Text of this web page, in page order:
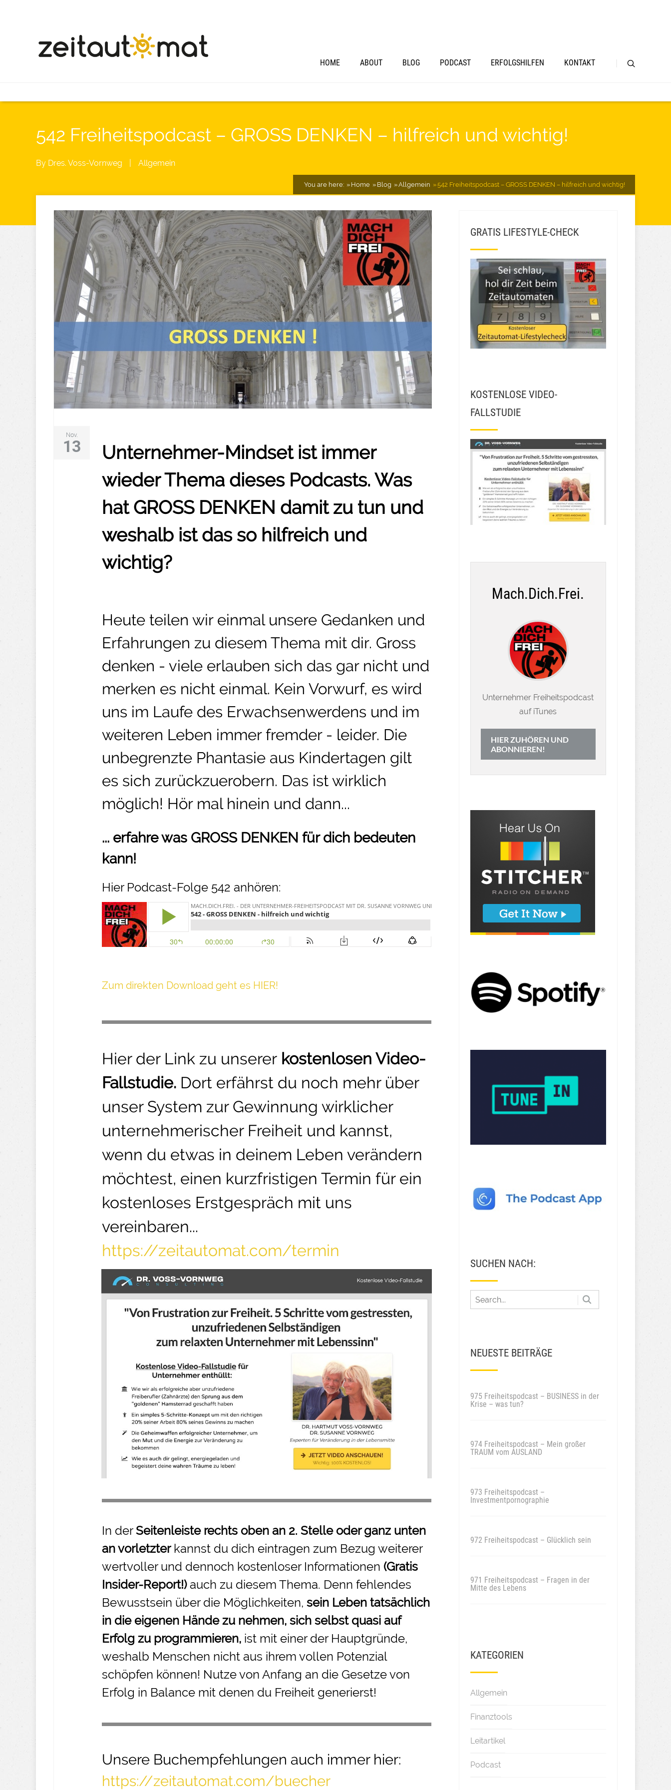
HOME ABOUT BLOG PODCAST ERFOLGSHILFEN KONTAKT
542 Freiheitspodcast – GROSS DENKEN – hilfreich und wichtig!
By Dres. Voss-Vornweg Allgemein
You are here: Home Blog Allgemein 542 Freiheitspodcast – GROSS DENKEN – hilfreich und wichtig!
Nov.
13
Unternehmer-Mindset ist immer
wieder Thema dieses Podcasts. Was
hat GROSS DENKEN damit zu tun und
weshalb ist das so hilfreich und
wichtig?
Heute teilen wir einmal unsere Gedanken und
Erfahrungen zu diesem Thema mit dir. Gross
denken - viele erlauben sich das gar nicht und
merken es nicht einmal. Kein Vorwurf, es wird
uns im Laufe des Erwachsenwerdens und im
weiteren Leben immer fremder - leider. Die
unbegrenzte Phantasie aus Kindertagen gilt
es sich zurückzuerobern. Das ist wirklich
möglich! Hör mal hinein und dann...
... erfahre was GROSS DENKEN für dich bedeuten
kann!
Hier Podcast-Folge 542 anhören:
Z um direkte n Download geh t es HIER!
Hier der Link zu unserer kostenlosen Video-
Fallstudie. Dort erfährst du noch mehr über
unser System zur Gewinnung wirklicher
unternehmerischer Freiheit und kannst,
wenn du etwas in deinem Leben verändern
möchtest, einen kurzfristigen Termin für ein
kostenloses Erstgespräch mit uns
vereinbaren...
https://zeitautomat.com/termin
In derSeitenleiste rechts oben an 2. Stelle oder ganz unten
an vorletzter kannst du dich eintragen zum Bezug weiterer
wertvoller und dennoch kostenloser Informationen (Gratis
Insider-Report!)auch zu diesem Thema. Denn fehlendes
Bewusstsein über die Möglichkeiten, sein Leben tatsächlich
in die eigenen Hände zu nehmen, sich selbst quasi auf
Erfolg zu programmieren, ist mit einer der Hauptgründe,
weshalb Menschen nicht aus ihrem vollen Potenzial
schöpfen können! Nutze von Anfang an die Gesetze von
Erfolg in Balance mit denen du Freiheit generierst!
Unsere Buchempfehlungen auch immer hier:
https://zeitautomat.com/buecher
GRATIS LIFESTYLE-CHECK
KOSTENLOSE VIDEO-
FALLSTUDIE
Mach.Dich.Frei.
Unternehmer Freiheitspodcast
auf iTunes
HIER ZUHÖREN UND
ABONNIEREN!
SUCHEN NACH:
NEUESTE BEITRÄGE
975 Freiheitspodcast – BUSINESS in der
Krise – was tun?
974 Freiheitspodcast – Mein großer
TRAUM vom AUSLAND
973 Freiheitspodcast –
Investmentpornographie
972 Freiheitspodcast – Glücklich sein
971 Freiheitspodcast – Fragen in der
Mitte des Lebens
KATEGORIEN
Allgemein
Finanztools
Leitartikel
Podcast